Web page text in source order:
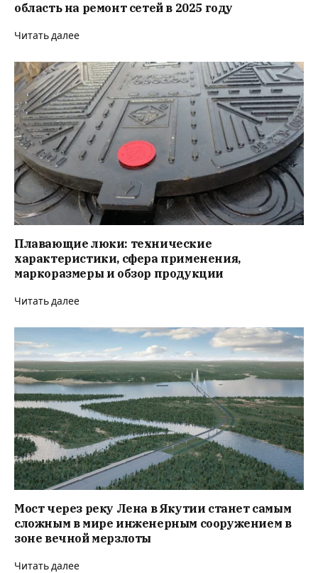
область на ремонт сетей в 2025 году
Читать далее
Плавающие люки: технические
характеристики, сфера применения,
маркоразмеры и обзор продукции
Читать далее
Мост через реку Лена в Якутии станет самым
сложным в мире инженерным сооружением в
зоне вечной мерзлоты
Читать далее